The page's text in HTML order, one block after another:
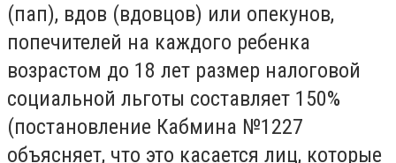
(пап), вдов (вдовцов) или опекунов,
попечителей на каждого ребенка
возрастом до 18 лет размер налоговой
социальной льготы составляет 150%
(постановление Кабмина №1227
объясняет, что это касается лиц, которые